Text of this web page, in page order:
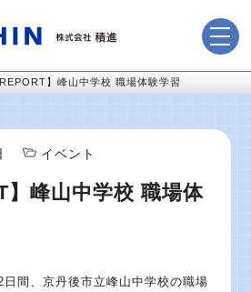
REPORT】峰山中学校 職場体験学習
イベント
】峰山中学校 職場体
間、京丹後市立峰山中学校の職場